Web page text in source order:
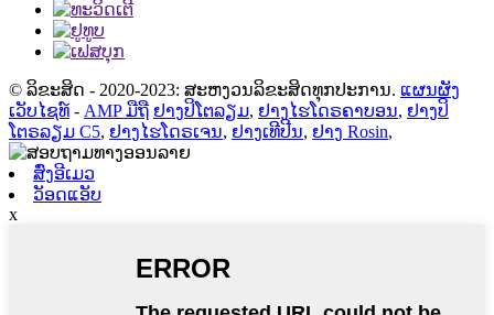
© ລິຂະສິດ - 2020-2023: ສະຫງວນລິຂະສິດທຸກປະການ. ແຜນຜັງ
ເວັບໄຊທ໌ - AMP ມືຖື ຢາງປິໂຕລຽມ, ຢາງໄຮໂດຣຄາບອນ, ຢາງປິ
ໂຕຣລຽມ C5, ຢາງໄຮໂດຣເຈນ, ຢາງເທີປີນ, ຢາງ Rosin,
ສົ່ງອີເມວ
ວັອດແອັບ
x